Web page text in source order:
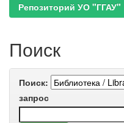
Репозиторий УО "ГГАУ"
Поиск
Поиск:
запрос